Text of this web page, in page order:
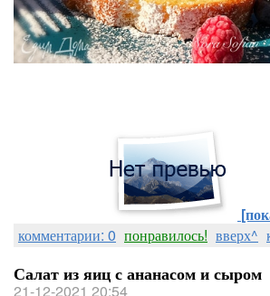
комментарии: 0 понравилось! вверх^
Салат из яиц с ананасом и сыром
21-12-2021 20:54